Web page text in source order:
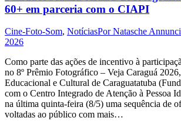
60+ em parceria com o CIAPI
Cine-Foto-Som, NotíciasPorNatasche
2026
Como parte das ações de incentivo à
no 8º Prêmio Fotográfico – Veja Caraguá
Educacional e Cultural de Caraguatatuba
com o Centro Integrado de Atenção à Pessoa
na última quinta-feira (8/5) uma sequência de
voltadas ao público com mais…